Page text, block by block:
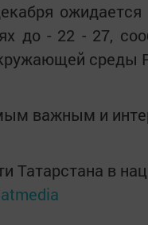
ожидается
до - 22 - 27,
среды
важным и
Татарстана в